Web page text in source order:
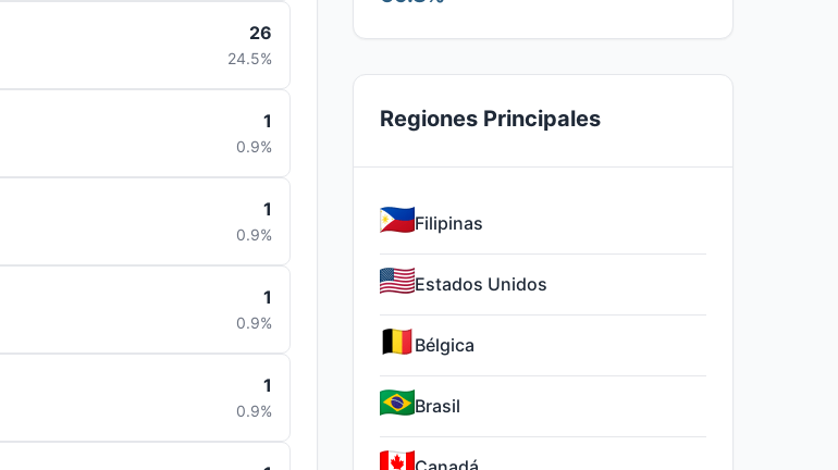
26
24.5%
1
0.9%
1
0.9%
1
0.9%
1
0.9%
Regiones Principales
Filipinas
Estados Unidos
Bélgica
Brasil